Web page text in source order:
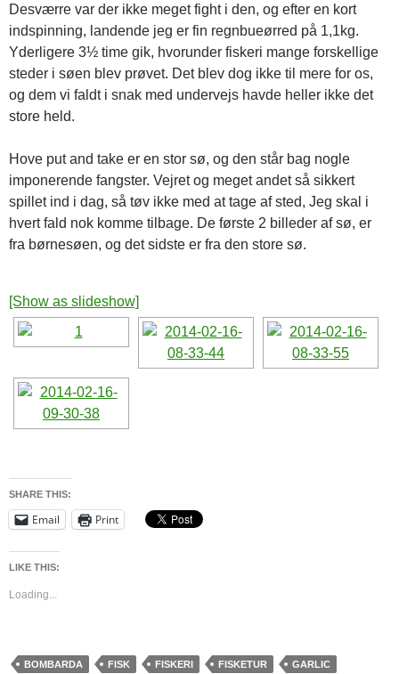
Desværre var der ikke meget fight i den, og efter en kort
indspinning, landende jeg er fin regnbueørred på 1,1kg.
Yderligere 3½ time gik, hvorunder fiskeri mange forskellige
steder i søen blev prøvet. Det blev dog ikke til mere for os,
og dem vi faldt i snak med undervejs havde heller ikke det
store held.
Hove put and take er en stor sø, og den står bag nogle
imponerende fangster. Vejret og meget andet så sikkert
spillet ind i dag, så tøv ikke med at tage af sted, Jeg skal i
hvert fald nok komme tilbage. De første 2 billeder af sø, er
fra børnesøen, og det sidste er fra den store sø.
[Show as slideshow]
SHARE THIS:
Email Print
LIKE THIS:
Loading...
BOMBARDA FISK FISKERI FISKETUR
GARLIC